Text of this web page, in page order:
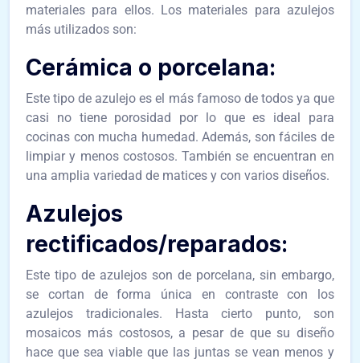
materiales para ellos. Los materiales para azulejos
más utilizados son:
Cerámica o porcelana:
Este tipo de azulejo es el más famoso de todos ya que
casi no tiene porosidad por lo que es ideal para
cocinas con mucha humedad. Además, son fáciles de
limpiar y menos costosos. También se encuentran en
una amplia variedad de matices y con varios diseños.
Azulejos
rectificados/reparados:
Este tipo de azulejos son de porcelana, sin embargo,
se cortan de forma única en contraste con los
azulejos tradicionales. Hasta cierto punto, son
mosaicos más costosos, a pesar de que su diseño
hace que sea viable que las juntas se vean menos y